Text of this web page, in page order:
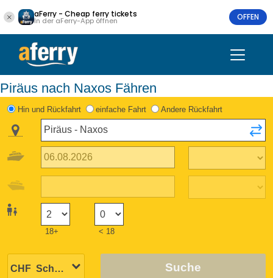
aFerry - Cheap ferry tickets
In der aFerry-App öffnen OFFEN
Piräus nach Naxos Fähren
Hin und Rückfahrt einfache Fahrt Andere Rückfahrt
18+ < 18
Suche